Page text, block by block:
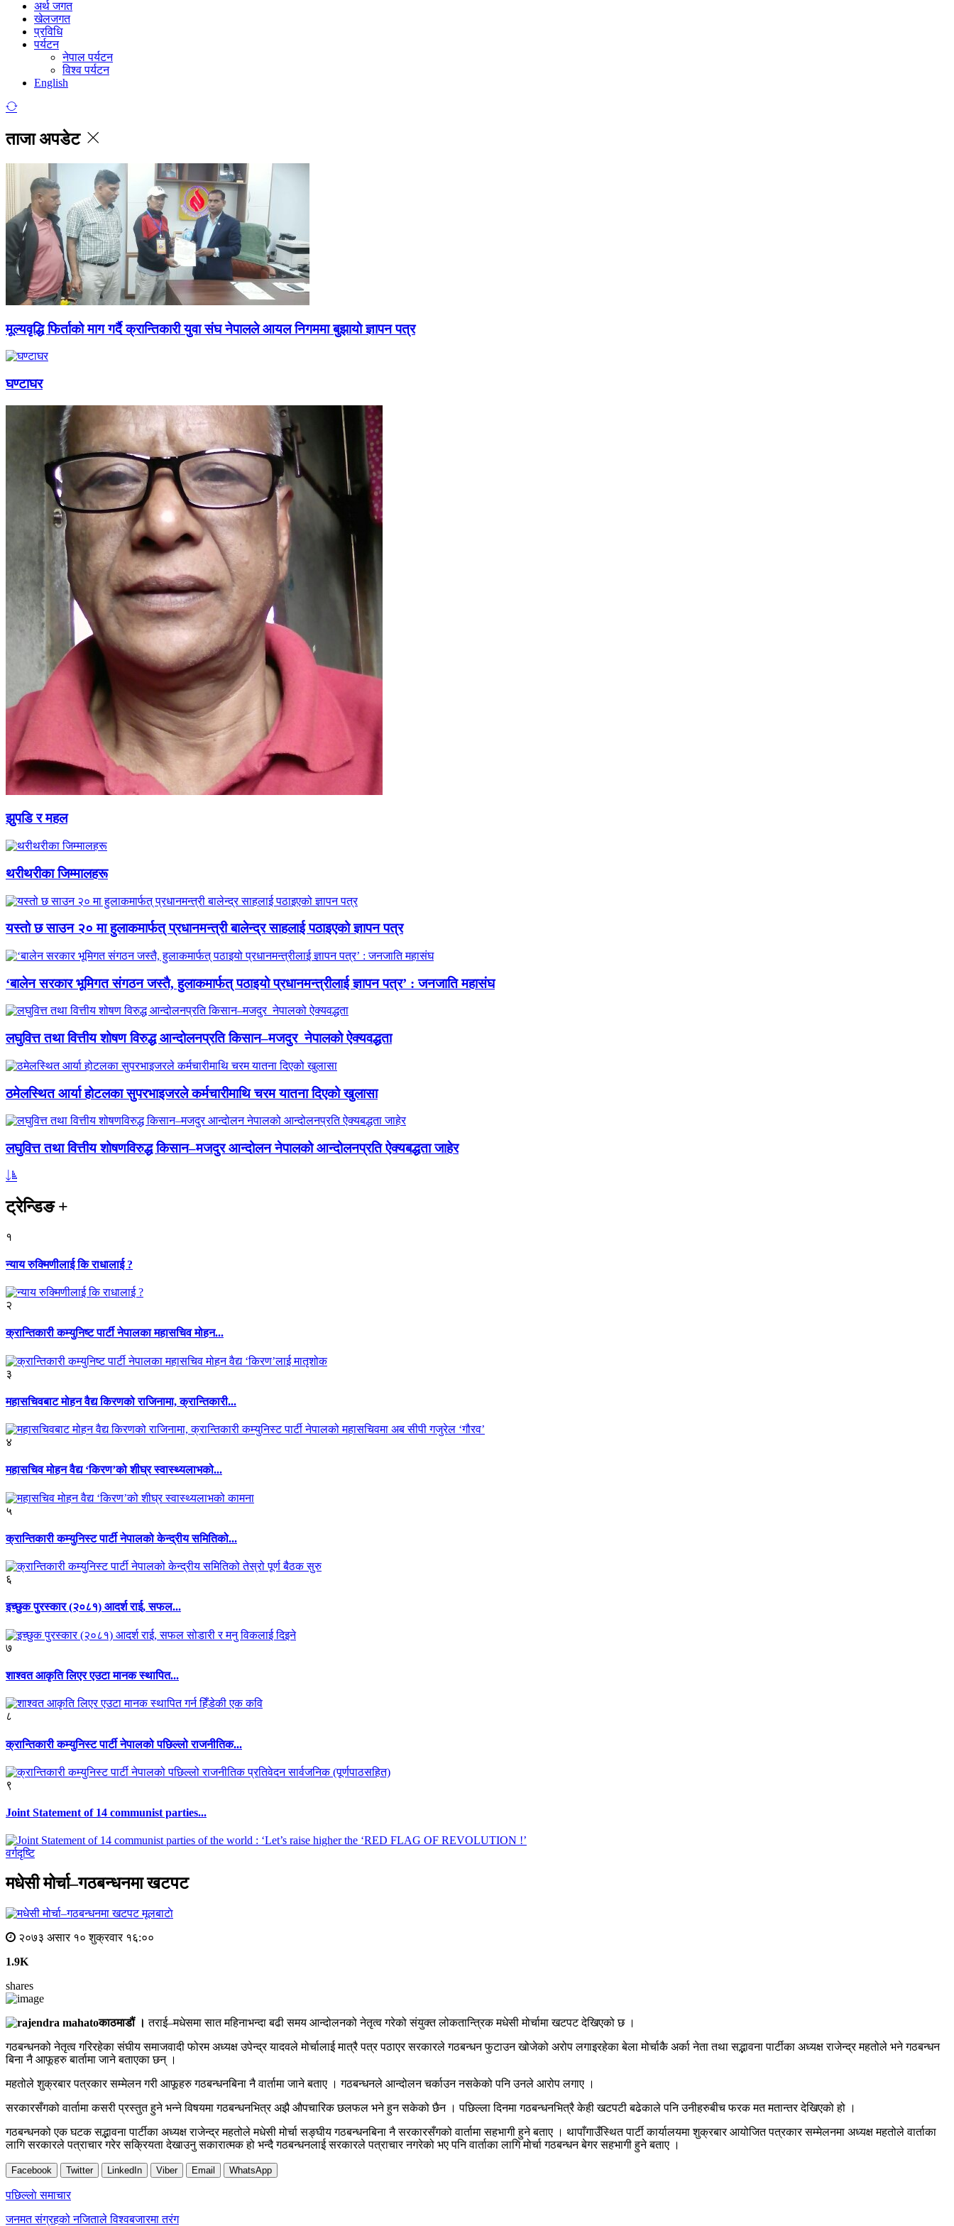
अर्थ जगत
खेलजगत
प्रविधि
पर्यटन
नेपाल पर्यटन
विश्व पर्यटन
English
ताजा अपडेट
मूल्यवृद्धि फिर्ताको माग गर्दै क्रान्तिकारी युवा संघ नेपालले आयल निगममा बुझायो ज्ञापन पत्र
घण्टाघर
झुपडि र महल
थरीथरीका जिम्मालहरू
यस्तो छ साउन २० मा हुलाकमार्फत् प्रधानमन्त्री बालेन्द्र साहलाई पठाइएको ज्ञापन पत्र
‘बालेन सरकार भूमिगत संगठन जस्तै, हुलाकमार्फत् पठाइयो प्रधानमन्त्रीलाई ज्ञापन पत्र’ : जनजाति महासंघ
लघुवित्त तथा वित्तीय शोषण विरुद्ध आन्दोलनप्रति किसान–मजदुर नेपालको ऐक्यवद्धता
ठमेलस्थित आर्या होटलका सुपरभाइजरले कर्मचारीमाथि चरम यातना दिएको खुलासा
लघुवित्त तथा वित्तीय शोषणविरुद्ध किसान–मजदुर आन्दोलन नेपालको आन्दोलनप्रति ऐक्यबद्धता जाहेर
ट्रेन्डिङ+
१
न्याय रुक्मिणीलाई कि राधालाई ?
२
क्रान्तिकारी कम्युनिष्ट पार्टी नेपालका महासचिव मोहन...
३
महासचिवबाट मोहन वैद्य किरणको राजिनामा, क्रान्तिकारी...
४
महासचिव मोहन वैद्य ‘किरण’को शीघ्र स्वास्थ्यलाभको...
५
क्रान्तिकारी कम्युनिस्ट पार्टी नेपालको केन्द्रीय समितिको...
६
इच्छुक पुरस्कार (२०८१) आदर्श राई, सफल...
७
शाश्वत आकृति लिएर एउटा मानक स्थापित...
८
क्रान्तिकारी कम्युनिस्ट पार्टी नेपालको पछिल्लो राजनीतिक...
९
Joint Statement of 14 communist parties...
वर्गदृष्टि
मधेसी मोर्चा–गठबन्धनमा खटपट
मूलबाटाे
२०७३ असार १० शुक्रवार १६:००
1.9K
shares
काठमाडौं । तराई–मधेसमा सात महिनाभन्दा बढी समय आन्दोलनको नेतृत्व गरेको संयुक्त लोकतान्त्रिक मधेसी मोर्चामा खटपट देखिएको छ ।
गठबन्धनको नेतृत्व गरिरहेका संघीय समाजवादी फोरम अध्यक्ष उपेन्द्र यादवले मोर्चालाई मात्रै पत्र पठाएर सरकारले गठबन्धन फुटाउन खोजेको अरोप लगाइरहेका बेला मोर्चाकै अर्का नेता तथा सद्भावना पार्टीका अध्यक्ष राजेन्द्र महतोले भने गठबन्धन
बिना नै आफूहरु बार्तामा जाने बताएका छन् ।
महतोले शुक्रबार पत्रकार सम्मेलन गरी आफूहरु गठबन्धनबिना नै वार्तामा जाने बताए । गठबन्धनले आन्दोलन चर्काउन नसकेको पनि उनले आरोप लगाए ।
सरकारसँगको वार्तामा कसरी प्रस्तुत हुने भन्ने विषयमा गठबन्धनभित्र अझै औपचारिक छलफल भने हुन सकेको छैन । पछिल्ला दिनमा गठबन्धनभित्रै केही खटपटी बढेकाले पनि उनीहरुबीच फरक मत मतान्तर देखिएको हो ।
गठबन्धनको एक घटक सद्भावना पार्टीका अध्यक्ष राजेन्द्र महतोले मधेसी मोर्चा सङ्घीय गठबन्धनबिना नै सरकारसँगको वार्तामा सहभागी हुने बताए । थापाँगाउँस्थित पार्टी कार्यालयमा शुक्रबार आयोजित पत्रकार सम्मेलनमा अध्यक्ष महतोले वार्ताका
लागि सरकारले पत्राचार गरेर सक्रियता देखाउनु सकारात्मक हो भन्दै गठबन्धनलाई सरकारले पत्राचार नगरेको भए पनि वार्ताका लागि मोर्चा गठबन्धन बेगर सहभागी हुने बताए ।
Facebook Twitter LinkedIn Viber Email WhatsApp
Post
navigation
पछिल्लाे समाचार
जनमत संग्रहको नजिताले विश्वबजारमा तरंग